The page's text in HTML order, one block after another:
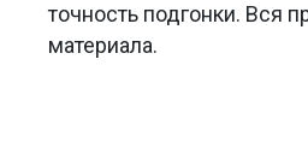
точность подгонки. Вся
материала.